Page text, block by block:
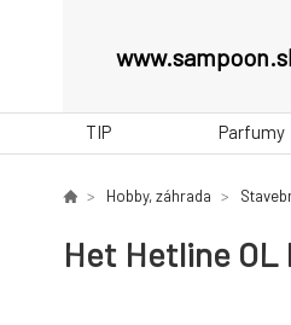
TIP Parfumy
Hobby, záhrada
Het Hetline OL